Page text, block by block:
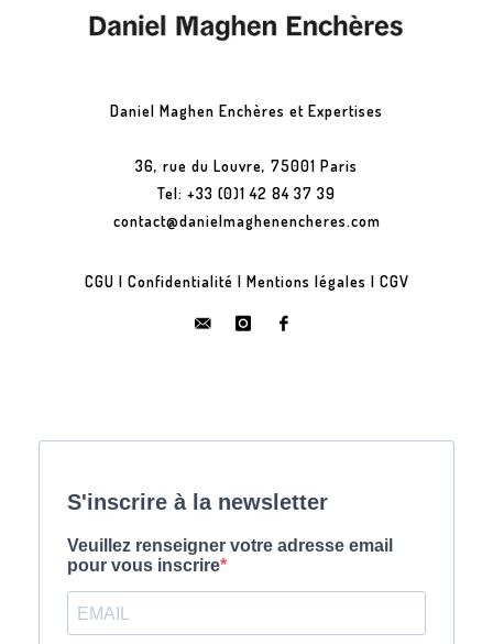
Daniel Maghen Enchères et Expertises
36, rue du Louvre, 75001 Paris
Tel: +33 (0)1 42 84 37 39
contact@danielmaghenencheres.com
CGU | Confidentialité | Mentions légales | CGV